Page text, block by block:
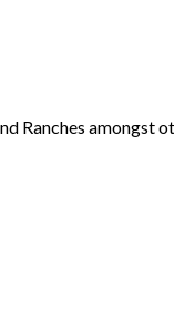
Ranches amongst